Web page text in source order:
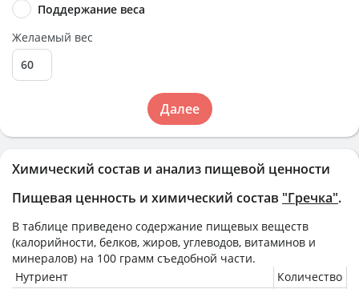
Химический состав и анализ пищевой ценности
Пищевая ценность и химический состав "Гречка".
В таблице приведено содержание пищевых веществ
(калорийности, белков, жиров, углеводов, витаминов и
минералов) на 100 грамм съедобной части.
Нутриент
Количество
Поддержание веса
Желаемый вес
Далее